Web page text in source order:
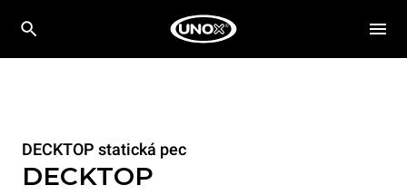
DECKTOP statická pec
DECKTOP